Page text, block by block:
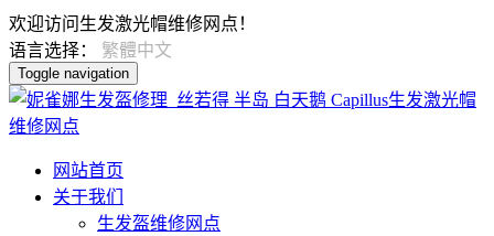
欢迎访问生发激光帽维修网点！
语言选择： 繁體中文
Toggle navigation
网站首页
关于我们
生发盔维修网点